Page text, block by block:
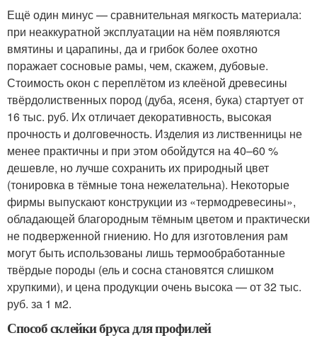
Ещё один минус — сравнительная мягкость материала:
при неаккуратной эксплуатации на нём появляются
вмятины и царапины, да и грибок более охотно
поражает сосновые рамы, чем, скажем, дубовые.
Стоимость окон с переплётом из клеёной древесины
твёрдолиственных пород (дуба, ясеня, бука) стартует от
16 тыс. руб. Их отличает декоративность, высокая
прочность и долговечность. Изделия из лиственницы не
менее практичны и при этом обойдутся на 40–60 %
дешевле, но лучше сохранить их природный цвет
(тонировка в тёмные тона нежелательна). Некоторые
фирмы выпускают конструкции из «термодревесины»,
обладающей благородным тёмным цветом и практически
не подверженной гниению. Но для изготовления рам
могут быть использованы лишь термообработанные
твёрдые породы (ель и сосна становятся слишком
хрупкими), и цена продукции очень высока — от 32 тыс.
руб. за 1 м2.
Способ склейки бруса для профилей